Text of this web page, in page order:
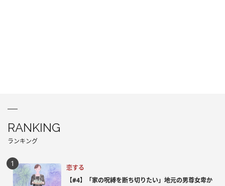
RANKING
ランキング
恋する
【#4】「家の呪縛を断ち切りたい」地元の男尊女卑か